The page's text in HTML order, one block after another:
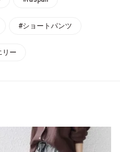
#ショートパンツ
リー